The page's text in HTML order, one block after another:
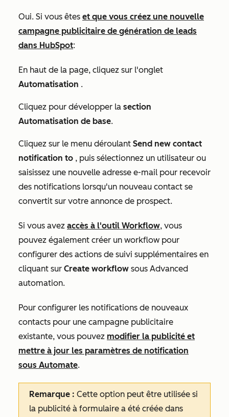
Oui. Si vous êtes et que vous créez une nouvelle
campagne publicitaire de génération de leads
dans HubSpot:
En haut de la page, cliquez sur l'onglet
Automatisation .
Cliquez pour développer la section
Automatisation de base.
Cliquez sur le menu déroulant Send new contact
notification to , puis sélectionnez un utilisateur ou
saisissez une nouvelle adresse e-mail pour recevoir
des notifications lorsqu'un nouveau contact se
convertit sur votre annonce de prospect.
Si vous avez accès à l'outil Workflow, vous
pouvez également créer un workflow pour
configurer des actions de suivi supplémentaires en
cliquant sur Create workflow sous Advanced
automation.
Pour configurer les notifications de nouveaux
contacts pour une campagne publicitaire
existante, vous pouvez modifier la publicité et
mettre à jour les paramètres de notification
sous Automate.
Remarque : Cette option peut être utilisée si
la publicité à formulaire a été créée dans